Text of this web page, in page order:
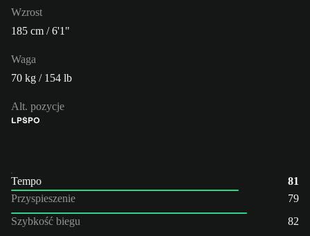
Wzrost
185 cm / 6'1"
Waga
70 kg / 154 lb
Alt. pozycje
LPŚPO
Tempo
81
Przyspieszenie
79
Szybkość biegu
82